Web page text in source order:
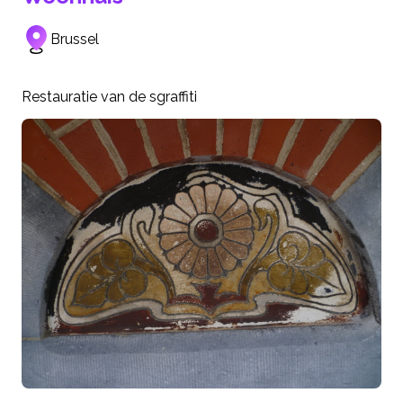
Brussel
Restauratie van de sgraffiti